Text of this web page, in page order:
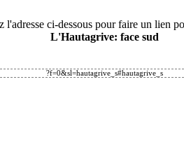
l'adresse ci-dessous pour faire un lien
L'Hautagrive: face sud
?f=0&sl=hautagrive_s#hautagrive_s